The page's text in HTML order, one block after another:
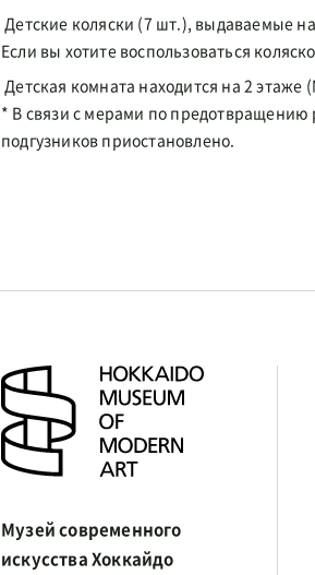
Детские коляски (7 шт.), выдаваемые на
Если вы хотите воспользоваться
Детская комната находится на 2 этаже
* В связи с мерами по
подгузников приостановлено.
Музей современного
искусства Хоккайдо